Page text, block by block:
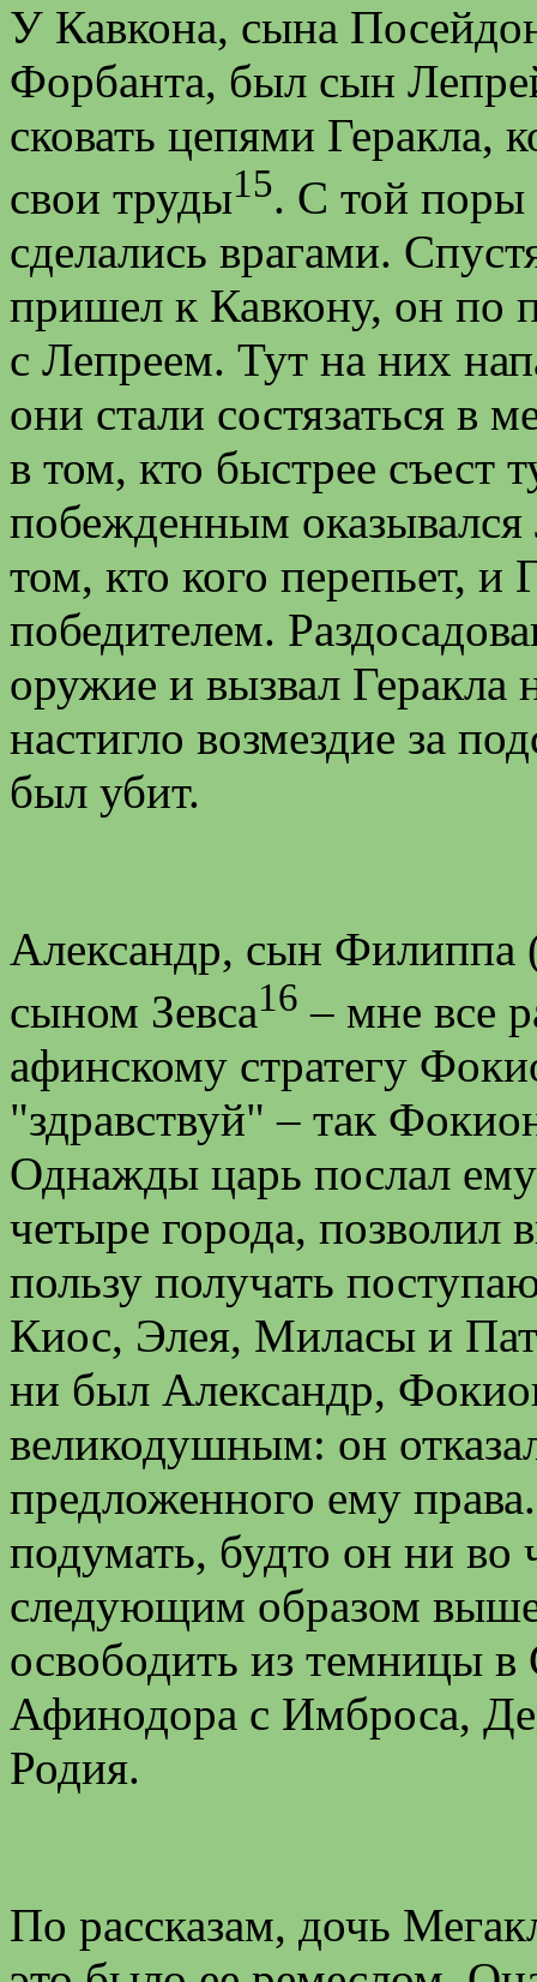
У Кавкона, сына
Форбанта, был сын
сковать цепями Геракла,
свои труды15. С той поры
сделались врагами.
пришел к Кавкону, он по
с Лепреем. Тут на них
они стали состязаться в
в том, кто быстрее
побежденным
том, кто кого перепьет, и
победителем.
оружие и вызвал Геракла
настигло возмездие за
был убит.
Александр, сын Филиппа
сыном Зевса16 – мне все
афинскому стратегу
"здравствуй" – так
Однажды царь послал ему
четыре города, позволил
пользу получать
Киос, Элея, Миласы и
ни был Александр,
великодушным: он
предложенного ему
подумать, будто он ни во
следующим образом
освободить из темницы в
Афинодора с Имброса,
Родия.
По рассказам, дочь